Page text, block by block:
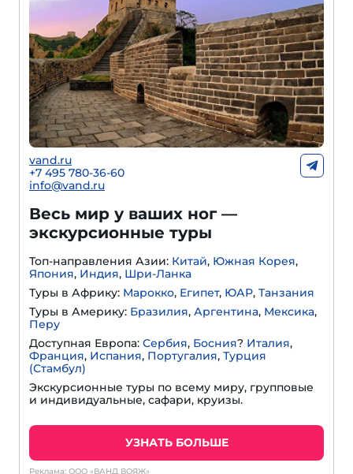
vand.ru
+7 495 780-36-60
info@vand.ru
Весь мир у ваших ног —
экскурсионные туры
Топ-направления Азии: Китай, Южная Корея,
Япония, Индия, Шри-Ланка
Туры в Африку: Марокко, Египет, ЮАР, Танзания
Туры в Америку: Бразилия, Аргентина, Мексика,
Перу
Доступная Европа: Сербия, Босния? Италия,
Франция, Испания, Португалия, Турция
(Стамбул)
Экскурсионные туры по всему миру, групповые
и индивидуальные, сафари, круизы.
УЗНАТЬ БОЛЬШЕ
Реклама: ООО «ВАНД ВОЯЖ»